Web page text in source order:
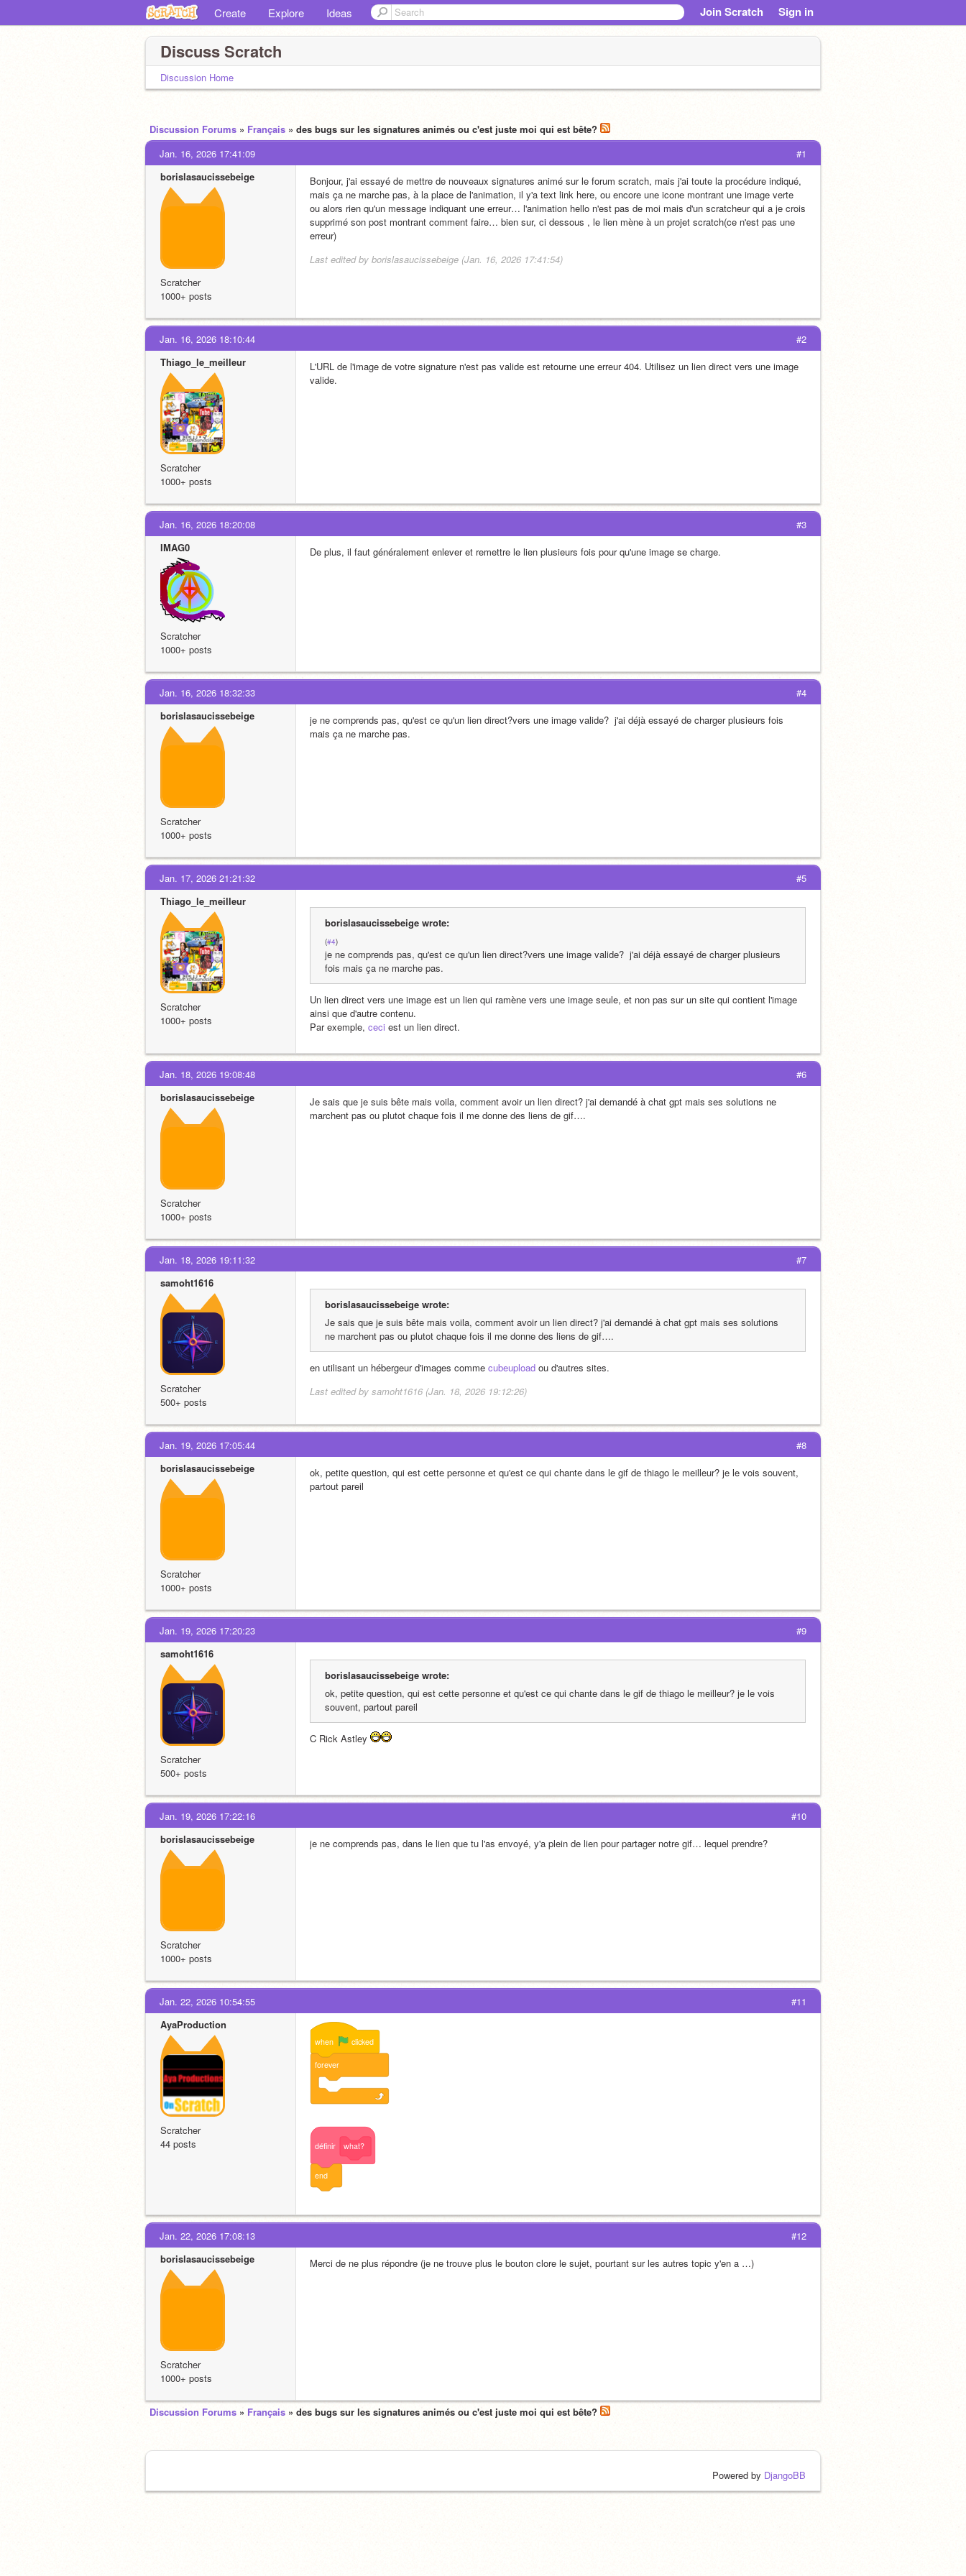
Create Explore Ideas Join Scratch Sign in
Discuss Scratch
Discussion Home
Discussion Forums » Français » des bugs sur les signatures animés ou c'est juste moi qui est bête?
#1
Jan. 16, 2026 17:41:09
borislasaucissebeige
Scratcher
1000+ posts
Bonjour, j'ai essayé de mettre de nouveaux signatures animé sur le forum scratch, mais j'ai toute la procédure indiqué,
mais ça ne marche pas, à la place de l'animation, il y'a text link here, ou encore une icone montrant une image verte
ou alors rien qu'un message indiquant une erreur… l'animation hello n'est pas de moi mais d'un scratcheur qui a je crois
supprimé son post montrant comment faire… bien sur, ci dessous , le lien mène à un projet scratch(ce n'est pas une
erreur)
Last edited by borislasaucissebeige (Jan. 16, 2026 17:41:54)
#2
Jan. 16, 2026 18:10:44
Thiago_le_meilleur
Scratcher
1000+ posts
L'URL de l'image de votre signature n'est pas valide est retourne une erreur 404. Utilisez un lien direct vers une image
valide.
#3
Jan. 16, 2026 18:20:08
IMAG0
Scratcher
1000+ posts
De plus, il faut généralement enlever et remettre le lien plusieurs fois pour qu'une image se charge.
#4
Jan. 16, 2026 18:32:33
borislasaucissebeige
Scratcher
1000+ posts
je ne comprends pas, qu'est ce qu'un lien direct?vers une image valide?  j'ai déjà essayé de charger plusieurs fois
mais ça ne marche pas.
#5
Jan. 17, 2026 21:21:32
Thiago_le_meilleur
Scratcher
1000+ posts
borislasaucissebeige wrote:
(#4)
je ne comprends pas, qu'est ce qu'un lien direct?vers une image valide?  j'ai déjà essayé de charger plusieurs
fois mais ça ne marche pas.
Un lien direct vers une image est un lien qui ramène vers une image seule, et non pas sur un site qui contient l'image
ainsi que d'autre contenu.
Par exemple, ceci est un lien direct.
#6
Jan. 18, 2026 19:08:48
borislasaucissebeige
Scratcher
1000+ posts
Je sais que je suis bête mais voila, comment avoir un lien direct? j'ai demandé à chat gpt mais ses solutions ne
marchent pas ou plutot chaque fois il me donne des liens de gif….
#7
Jan. 18, 2026 19:11:32
samoht1616
Scratcher
500+ posts
borislasaucissebeige wrote:
Je sais que je suis bête mais voila, comment avoir un lien direct? j'ai demandé à chat gpt mais ses solutions
ne marchent pas ou plutot chaque fois il me donne des liens de gif….
en utilisant un hébergeur d'images comme cubeupload ou d'autres sites.
Last edited by samoht1616 (Jan. 18, 2026 19:12:26)
#8
Jan. 19, 2026 17:05:44
borislasaucissebeige
Scratcher
1000+ posts
ok, petite question, qui est cette personne et qu'est ce qui chante dans le gif de thiago le meilleur? je le vois souvent,
partout pareil
#9
Jan. 19, 2026 17:20:23
samoht1616
Scratcher
500+ posts
borislasaucissebeige wrote:
ok, petite question, qui est cette personne et qu'est ce qui chante dans le gif de thiago le meilleur? je le vois
souvent, partout pareil
C Rick Astley
#10
Jan. 19, 2026 17:22:16
borislasaucissebeige
Scratcher
1000+ posts
je ne comprends pas, dans le lien que tu l'as envoyé, y'a plein de lien pour partager notre gif… lequel prendre?
#11
Jan. 22, 2026 10:54:55
AyaProduction
Scratcher
44 posts
when clicked
forever
définir what?
end
#12
Jan. 22, 2026 17:08:13
borislasaucissebeige
Scratcher
1000+ posts
Merci de ne plus répondre (je ne trouve plus le bouton clore le sujet, pourtant sur les autres topic y'en a …)
Discussion Forums » Français » des bugs sur les signatures animés ou c'est juste moi qui est bête?
Powered by DjangoBB